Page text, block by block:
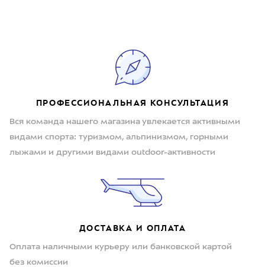
ПРОФЕССИОНАЛЬНАЯ КОНСУЛЬТАЦИЯ
Вся команда нашего магазина увлекается активными
видами спорта: туризмом, альпинизмом, горными
лыжами и другими видами outdoor-активности
ДОСТАВКА И ОПЛАТА
Оплата наличными курьеру или банковской картой
без комиссии